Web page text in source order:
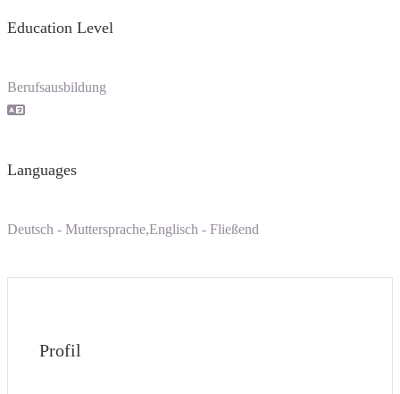
Education Level
Berufsausbildung
Languages
Deutsch - Muttersprache,Englisch - Fließend
Profil